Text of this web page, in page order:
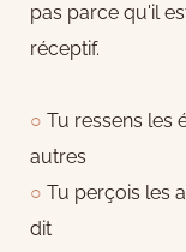
pas parce qu'il
réceptif.
○ Tu ressens les
autres
○ Tu perçois les
dit